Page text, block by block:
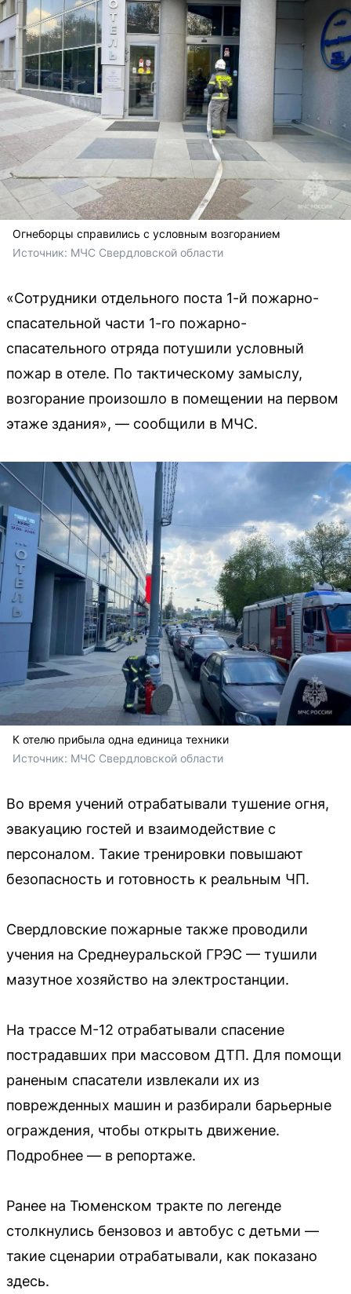
Огнеборцы справились с условным возгоранием
Источник: МЧС Свердловской области
«Сотрудники отдельного поста 1-й пожарно-
спасательной части 1-го пожарно-
спасательного отряда потушили условный
пожар в отеле. По тактическому замыслу,
возгорание произошло в помещении на первом
этаже здания», — сообщили в МЧС.
К отелю прибыла одна единица техники
Источник: МЧС Свердловской области
Во время учений отрабатывали тушение огня,
эвакуацию гостей и взаимодействие с
персоналом. Такие тренировки повышают
безопасность и готовность к реальным ЧП.
Свердловские пожарные также проводили
учения на Среднеуральской ГРЭС — тушили
мазутное хозяйство на электростанции.
На трассе М-12 отрабатывали спасение
пострадавших при массовом ДТП. Для помощи
раненым спасатели извлекали их из
поврежденных машин и разбирали барьерные
ограждения, чтобы открыть движение.
Подробнее — в репортаже.
Ранее на Тюменском тракте по легенде
столкнулись бензовоз и автобус с детьми —
такие сценарии отрабатывали, как показано
здесь.